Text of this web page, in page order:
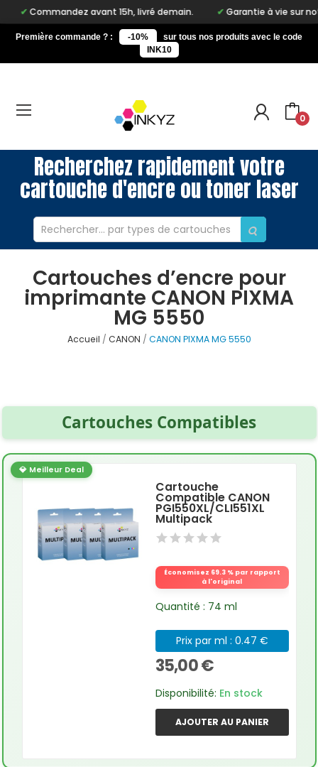
Commandez avant 15h, livré demain. Garantie à vie sur notre
Première commande ? : -10%
sur tous nos produits avec le code
INK10
0
Recherchez rapidement votre
cartouche d'encre ou toner laser
Cartouches d’encre pour
imprimante CANON PIXMA
MG 5550
Accueil CANON CANON PIXMA MG 5550
Cartouches Compatibles
💎 Meilleur Deal
Cartouche
Compatible CANON
PGI550XL/CLI551XL
Multipack
Économisez 69.3 % par rapport
à l'original
Quantité : 74 ml
Prix par ml : 0.47 €
35,00 €
Disponibilité: En stock
AJOUTER AU PANIER